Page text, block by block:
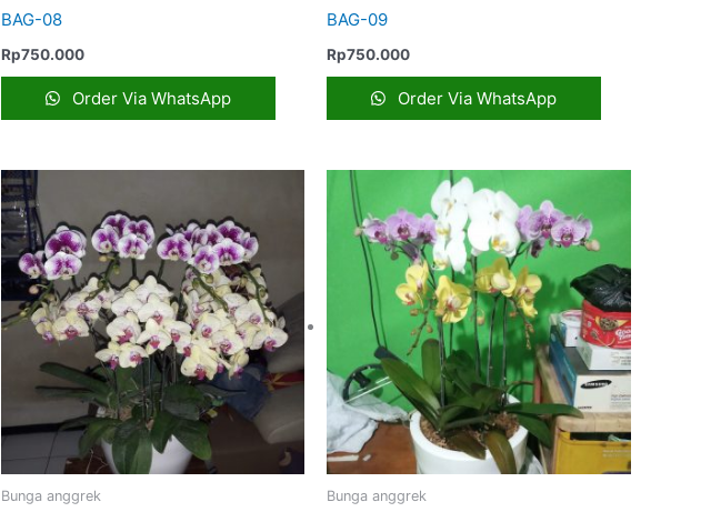
BAG-08
Rp750.000
Order Via WhatsApp
BAG-09
Rp750.000
Order Via WhatsApp
Bunga anggrek Bunga anggrek